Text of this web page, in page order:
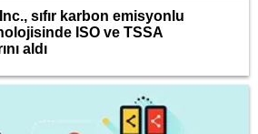
sıfır karbon emisyonlu
ISO ve TSSA
aldı